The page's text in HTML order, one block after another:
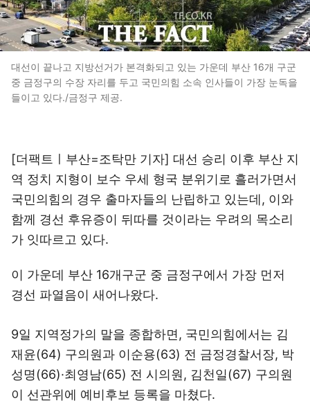
대선이 끝나고 지방선거가 본격화되고 있는 가운데 부산 16개 구군
중 금정구의 수장 자리를 두고 국민의힘 소속 인사들이 가장 눈독을
들이고 있다./금정구 제공.
[더팩트ㅣ부산=조탁만 기자] 대선 승리 이후 부산 지
역 정치 지형이 보수 우세 형국 분위기로 흘러가면서
국민의힘의 경우 출마자들의 난립하고 있는데, 이와
함께 경선 후유증이 뒤따를 것이라는 우려의 목소리
가 잇따르고 있다.
이 가운데 부산 16개구군 중 금정구에서 가장 먼저
경선 파열음이 새어나왔다.
9일 지역정가의 말을 종합하면, 국민의힘에서는 김
재윤(64) 구의원과 이순용(63) 전 금정경찰서장, 박
성명(66)·최영남(65) 전 시의원, 김천일(67) 구의원
이 선관위에 예비후보 등록을 마쳤다.